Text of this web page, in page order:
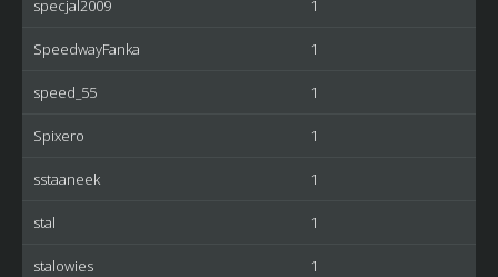
specjal2009 1
SpeedwayFanka 1
speed_55 1
Spixero 1
sstaaneek 1
stal 1
stalowies 1